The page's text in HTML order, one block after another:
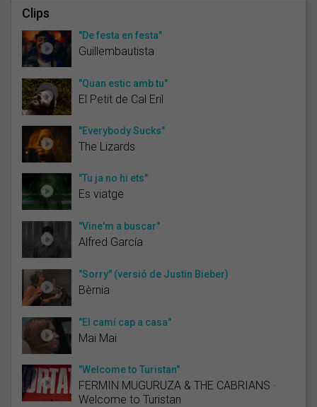
Clips
"De festa en festa"
Guillembautista
"Quan estic amb tu"
El Petit de Cal Eril
"Everybody Sucks"
The Lizards
"Tu ja no hi ets"
Es viatge
"Vine'm a buscar"
Alfred García
"Sorry" (versió de Justin Bieber)
Bèrnia
"El camí cap a casa"
Mai Mai
"Welcome to Turistan"
FERMIN MUGURUZA & THE CABRIANS ·
Welcome to Turistan